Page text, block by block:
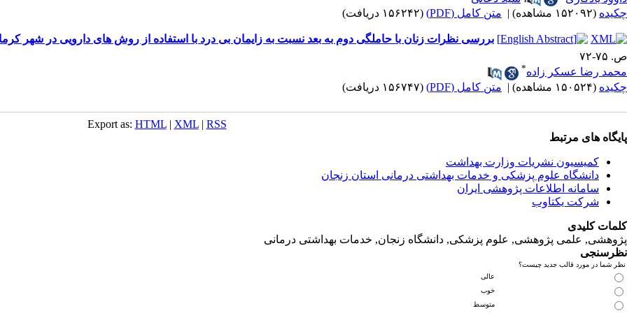
چکیده (۱۵۲۰۹۲ مشاهده) | متن کامل (PDF) (۱۵۶۲۴۲ دریافت)
بررسی نظرات زنان با حاملگی دوم به بعد نسبت به زایمان بی درد با استفاده از روش های دارویی در شهر
ص. ۷۵-۷۲
محمد رضا عسکر زاده*
چکیده (۱۵۰۵۲۴ مشاهده) | متن کامل (PDF) (۱۵۶۷۴۷ دریافت)
Export as: HTML| XML| RSS
پایگاه های مرتبط
کمیسیون نشریات وزارت بهداشت
دانشگاه‌ علوم‌ پزشکی‌ و خدمات‌ بهداشتی‌ درمانی‌ استان‌ زنجان
سامانه اطلاعات پژوهشی ایران
شرکت یکتاوب
کلمات کلیدی
پژوهشی, علمی پژوهشی, علوم‌ پزشکی‌, دانشگاه زنجان, خدمات‌ بهداشتی‌ درمانی‌
نظرسنجی
نظر شما در مورد قالب جدید چیست؟
عالی
خوب
متوسط